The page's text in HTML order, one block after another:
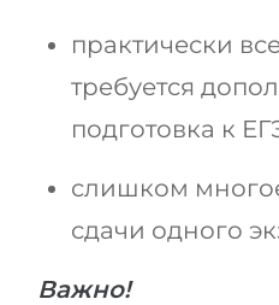
практически
требуется
подготовка к
слишком
сдачи одного
Важно!